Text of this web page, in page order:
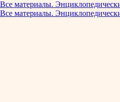
Все материалы.
Все материалы.